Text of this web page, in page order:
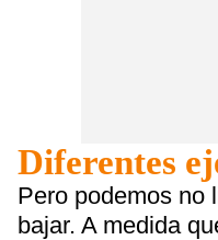
Diferentes
Pero podemos no
bajar. A medida